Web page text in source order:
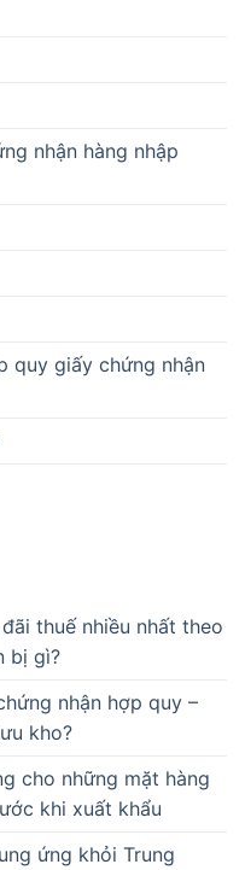
nhận hàng nhập
quy giấy chứng nhận
thuế nhiều nhất theo
bị gì?
nhận hợp quy –
kho?
cho những mặt hàng
khi xuất khẩu
ứng khỏi Trung